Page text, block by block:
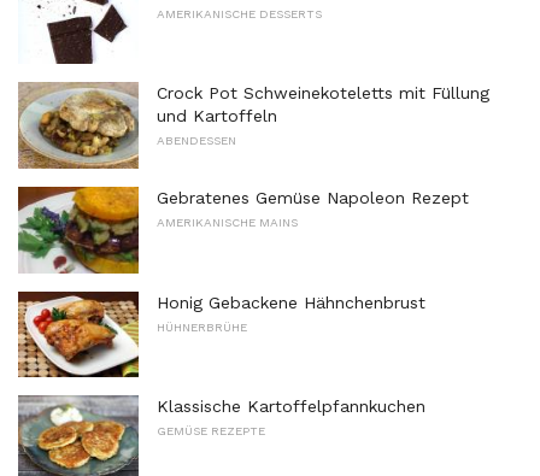
AMERIKANISCHE DESSERTS
Crock Pot Schweinekoteletts mit Füllung
und Kartoffeln
ABENDESSEN
Gebratenes Gemüse Napoleon Rezept
AMERIKANISCHE MAINS
Honig Gebackene Hähnchenbrust
HÜHNERBRÜHE
Klassische Kartoffelpfannkuchen
GEMÜSE REZEPTE